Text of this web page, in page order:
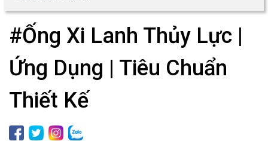
#Ống Xi Lanh Thủy Lực |
Ứng Dụng | Tiêu Chuẩn
Thiết Kế